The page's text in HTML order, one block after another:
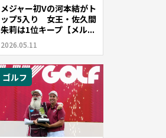
メジャー初Vの河本結がト
ップ5入り 女王・佐久間
朱莉は1位キープ【メル...
2026.05.11
ゴルフ